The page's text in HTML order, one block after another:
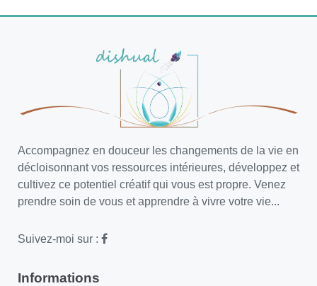
Accompagnez en douceur les changements de la vie en
décloisonnant vos ressources intérieures, développez et
cultivez ce potentiel créatif qui vous est propre. Venez
prendre soin de vous et apprendre à vivre votre vie...
Suivez-moi sur :
Informations